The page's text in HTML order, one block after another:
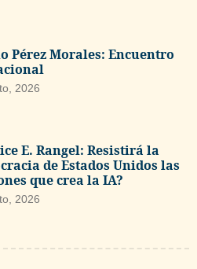
Pérez Morales: Encuentro
2026
E. Rangel: Resistirá la
de Estados Unidos las
que crea la IA?
2026